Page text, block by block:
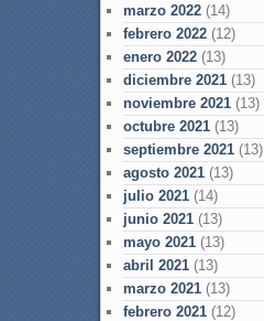
marzo 2022(14)
febrero 2022(12)
enero 2022(13)
diciembre 2021(13)
noviembre 2021(13)
octubre 2021(13)
septiembre 2021(13)
agosto 2021(13)
julio 2021(14)
junio 2021(13)
mayo 2021(13)
abril 2021(13)
marzo 2021(13)
febrero 2021(12)